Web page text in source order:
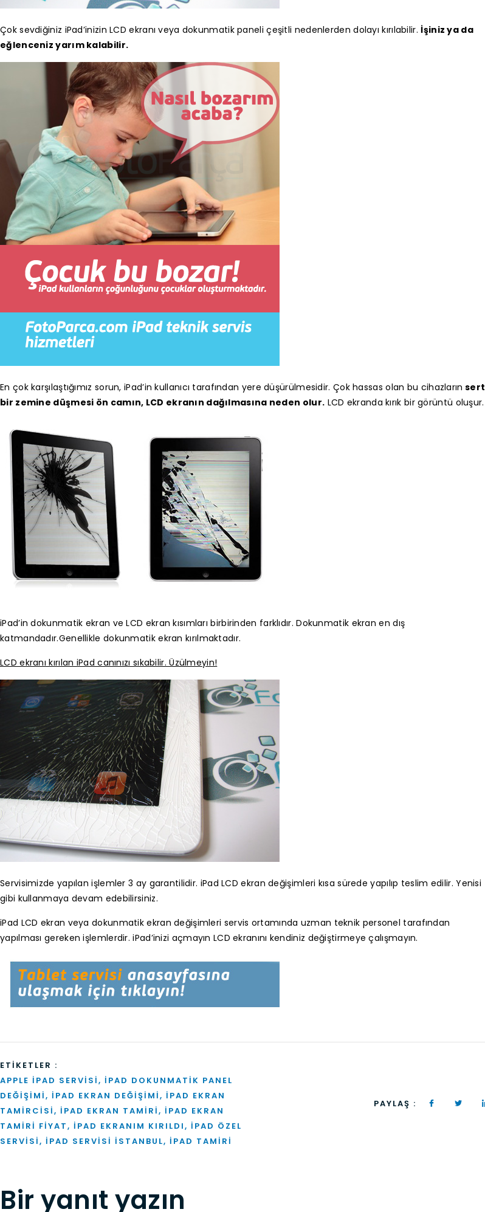
Çok sevdiğiniz iPad’inizin LCD ekranı veya dokunmatik paneli çeşitli nedenlerden dolayı kırılabilir.İşiniz ya da
eğlenceniz yarım kalabilir.
En çok karşılaştığımız sorun, iPad’in kullanıcı tarafından yere düşürülmesidir. Çok hassas olan bu cihazların sert
bir zemine düşmesi ön camın, LCD ekranın dağılmasına neden olur. LCD ekranda kırık bir görüntü oluşur.
iPad’in dokunmatik ekran ve LCD ekran kısımları birbirinden farklıdır. Dokunmatik ekran en dış
katmandadır.Genellikle dokunmatik ekran kırılmaktadır.
LCD ekranı kırılan iPad canınızı sıkabilir. Üzülmeyin!
Servisimizde yapılan işlemler 3 ay garantilidir. iPad LCD ekran değişimleri kısa sürede yapılıp teslim edilir. Yenisi
gibi kullanmaya devam edebilirsiniz.
iPad LCD ekran veya dokunmatik ekran değişimleri servis ortamında uzman teknik personel tarafından
yapılması gereken işlemlerdir. iPad’inizi açmayın LCD ekranını kendiniz değiştirmeye çalışmayın.
ETIKETLER :
APPLE IPAD SERVISI, IPAD DOKUNMATIK PANEL
DEĞIŞIMI, IPAD EKRAN DEĞIŞIMI, IPAD EKRAN
TAMIRCISI, IPAD EKRAN TAMIRI, IPAD EKRAN
TAMIRI FIYAT, IPAD EKRANIM KIRILDI, IPAD ÖZEL
SERVISI, IPAD SERVISI İSTANBUL, IPAD TAMIRI
PAYLAŞ :
Bir yanıt yazın